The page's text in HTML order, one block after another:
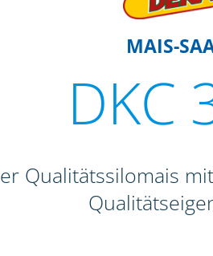
MAIS-
DKC
Qualitätssilomais